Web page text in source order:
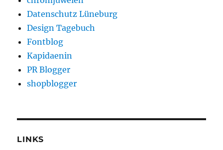
Datenschutz Lüneburg
Design Tagebuch
Fontblog
Kapidaenin
PR Blogger
shopblogger
LINKS